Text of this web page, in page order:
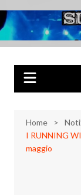
al
contenuto
Musica Rock, Metal,
Home
I RUNNING
maggio